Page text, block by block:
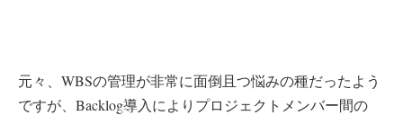
元々、WBSの管理が非常に面倒且つ悩みの種だったよう
ですが、Backlog導入によりプロジェクトメンバー間の